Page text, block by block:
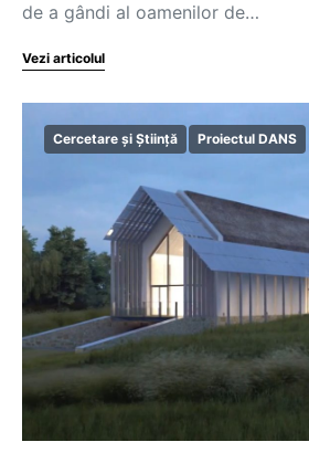
de a gândi al oamenilor de…
Vezi articolul
Cercetare și Știință Proiectul DANS